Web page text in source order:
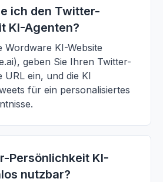
ich den Twitter-
KI-Agenten?
Wordware KI-Website
geben Sie Ihren Twitter-
URL ein, und die KI
für ein personalisiertes
Persönlichkeit KI-
nutzbar?